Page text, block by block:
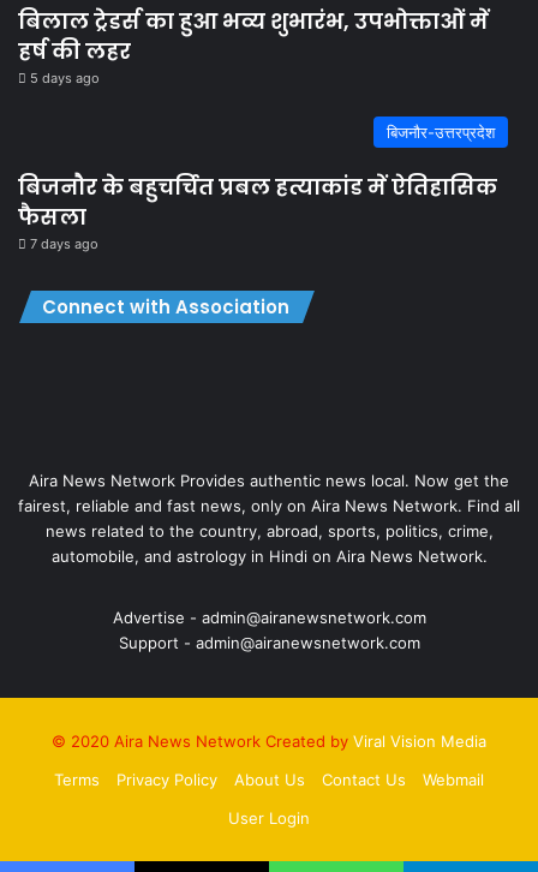
बिलाल ट्रेडर्स का हुआ भव्य शुभारंभ, उपभोक्ताओं में
हर्ष की लहर
5 days ago
बिजनौर-उत्तरप्रदेश
बिजनौर के बहुचर्चित प्रबल हत्याकांड में ऐतिहासिक
फैसला
7 days ago
Connect with Association
Aira News Network Provides authentic news local. Now get the
fairest, reliable and fast news, only on Aira News Network. Find all
news related to the country, abroad, sports, politics, crime,
automobile, and astrology in Hindi on Aira News Network.
Advertise - admin@airanewsnetwork.com
Support - admin@airanewsnetwork.com
© 2020 Aira News Network Created by Viral Vision Media
Terms
Privacy Policy About Us Contact Us
Webmail
User Login